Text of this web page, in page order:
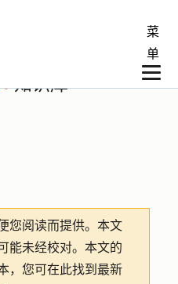
菜
单
知识库
您阅读而提供。 本文
能未经校对。本文的
，您可在此找到最新